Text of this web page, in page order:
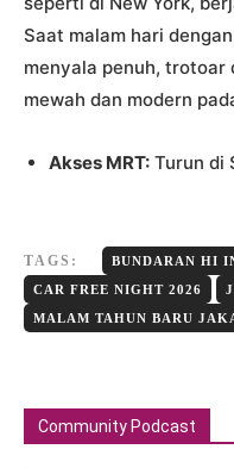
Saat malam hari
menyala penuh, trotoar
mewah dan modern
Akses MRT: Turun di
TAGS:
BUNDARAN HI
CAR FREE NIGHT 2026
MALAM TAHUN BARU
Community Podcast